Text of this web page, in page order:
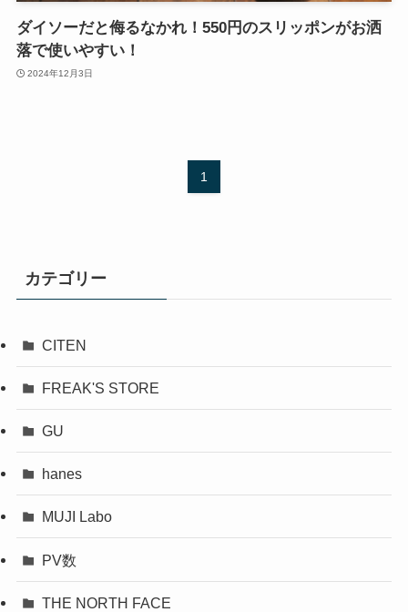
ダイソーだと侮るなかれ！550円のスリッポンがお洒
落で使いやすい！
2024年12月3日
1
カテゴリー
CITEN
FREAK'S STORE
GU
hanes
MUJI Labo
PV数
THE NORTH FACE